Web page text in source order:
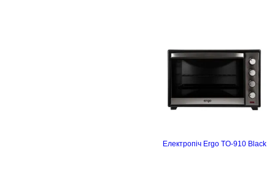
Електропіч Ergo TO-910 Black